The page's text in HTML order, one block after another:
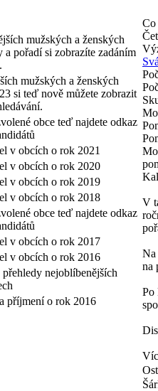
mužských a ženských
pořadí si zobrazíte zadáním
mužských a ženských
si teď nově můžete zobrazit
obce teď najdete odkaz
v obcích o rok 2021
v obcích o rok 2020
v obcích o rok 2019
v obcích o rok 2018
obce teď najdete odkaz
v obcích o rok 2017
v obcích o rok 2016
nejoblíbenějších
příjmení o rok 2016
Co
V
Na
na
Po